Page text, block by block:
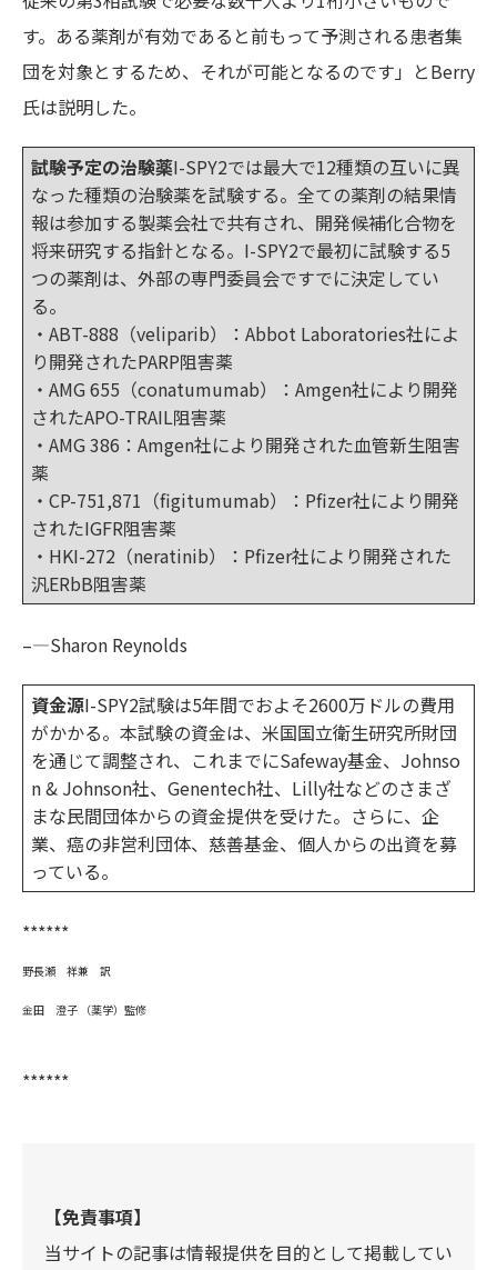
す。ある薬剤が有効であると前もって予測される患者集
団を対象とするため、それが可能となるのです」とBerry
氏は説明した。
試験予定の治験薬I-SPY2では最大で12種類の互いに異
なった種類の治験薬を試験する。全ての薬剤の結果情
報は参加する製薬会社で共有され、開発候補化合物を
将来研究する指針となる。I-SPY2で最初に試験する5
つの薬剤は、外部の専門委員会ですでに決定してい
る。
・ABT-888（veliparib）：Abbot Laboratories社によ
り開発されたPARP阻害薬
・AMG 655（conatumumab）：Amgen社により開発
されたAPO-TRAIL阻害薬
・AMG 386：Amgen社により開発された血管新生阻害
薬
・CP-751,871（figitumumab）：Pfizer社により開発
されたIGFR阻害薬
・HKI-272（neratinib）：Pfizer社により開発された
汎ERbB阻害薬
–—Sharon Reynolds
資金源I-SPY2試験は5年間でおよそ2600万ドルの費用
がかかる。本試験の資金は、米国国立衛生研究所財団
を通じて調整され、これまでにSafeway基金、Johnso
n & Johnson社、Genentech社、Lilly社などのさまざ
まな民間団体からの資金提供を受けた。さらに、企
業、癌の非営利団体、慈善基金、個人からの出資を募
っている。
******
野長瀬 祥兼 訳
金田 澄子 （薬学）監修
******
【免責事項】
当サイトの記事は情報提供を目的として掲載してい